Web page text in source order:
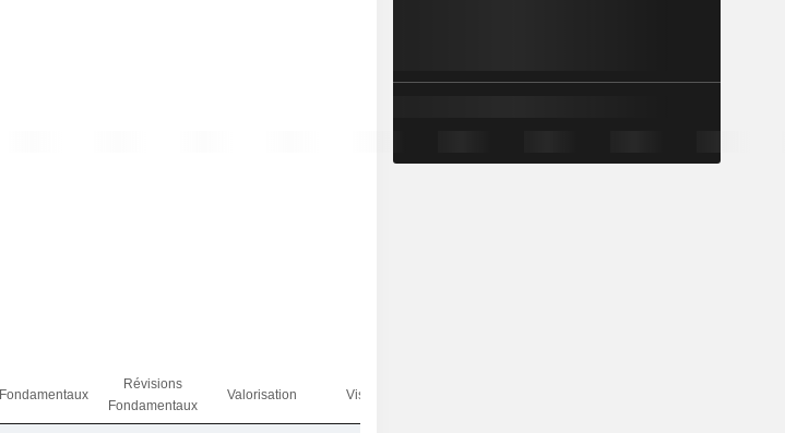
Fondamentaux
Révisions
Fondamentaux
Valorisation Visibilité